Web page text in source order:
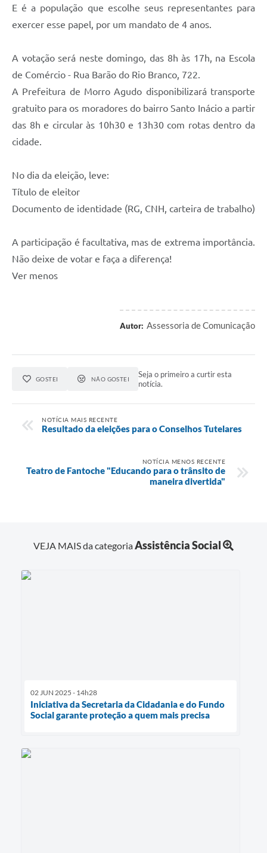
E é a população que escolhe seus representantes para
exercer esse papel, por um mandato de 4 anos.
A votação será neste domingo, das 8h às 17h, na Escola
de Comércio - Rua Barão do Rio Branco, 722.
A Prefeitura de Morro Agudo disponibilizará transporte
gratuito para os moradores do bairro Santo Inácio a partir
das 8h e circular às 10h30 e 13h30 com rotas dentro da
cidade.
No dia da eleição, leve:
Título de eleitor
Documento de identidade (RG, CNH, carteira de trabalho)
A participação é facultativa, mas de extrema importância.
Não deixe de votar e faça a diferença!
Ver menos
Autor: Assessoria de Comunicação
GOSTEI NÃO GOSTEI
Seja o primeiro a curtir esta
notícia.
NOTÍCIA MAIS RECENTE
Resultado da eleições para o Conselhos Tutelares
NOTÍCIA MENOS RECENTE
Teatro de Fantoche "Educando para o trânsito de
maneira divertida"
VEJA MAIS da categoriaAssistência Social
02 JUN 2025 - 14h28
Iniciativa da Secretaria da Cidadania e do Fundo
Social garante proteção a quem mais precisa